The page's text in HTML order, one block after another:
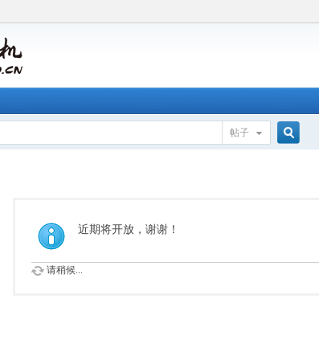
帖子
近期将开放，谢谢！
请稍候...